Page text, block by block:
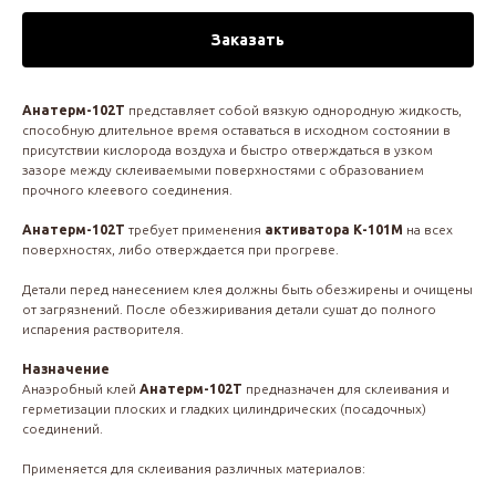
Заказать
Анатерм-102Т представляет собой вязкую однородную жидкость,
способную длительное время оставаться в исходном состоянии в
присутствии кислорода воздуха и быстро отверждаться в узком
зазоре между склеиваемыми поверхностями с образованием
прочного клеевого соединения.
Анатерм-102Т требует применения активатора К-101М на всех
поверхностях, либо отверждается при прогреве.
Детали перед нанесением клея должны быть обезжирены и очищены
от загрязнений. После обезжиривания детали сушат до полного
испарения растворителя.
Назначение
Анаэробный клей Анатерм-102Т предназначен для склеивания и
герметизации плоских и гладких цилиндрических (посадочных)
соединений.
Применяется для склеивания различных материалов: